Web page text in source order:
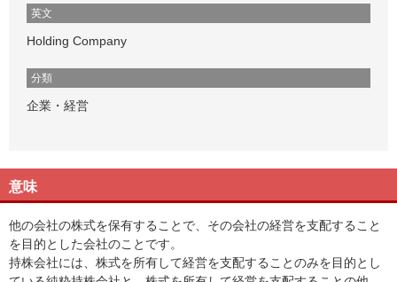
英文
Holding Company
分類
企業・経営
意味
他の会社の株式を保有することで、その会社の経営を支配すること
を目的とした会社のことです。
持株会社には、株式を所有して経営を支配することのみを目的とし